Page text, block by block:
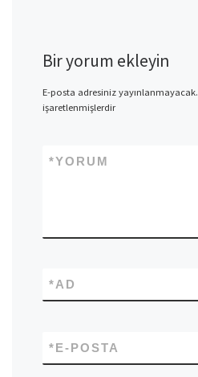
Bir yorum ekleyin
E-posta adresiniz yayınlanmayacak.
işaretlenmişlerdir
YORUM
*
AD
*
E-POSTA
*